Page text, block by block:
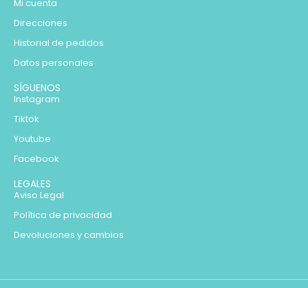
Mi cuenta
Direcciones
Historial de pedidos
Datos personales
SÍGUENOS
Instagram
Tiktok
Youtube
Facebook
LEGALES
Aviso Legal
Política de privacidad
Devoluciones y cambios